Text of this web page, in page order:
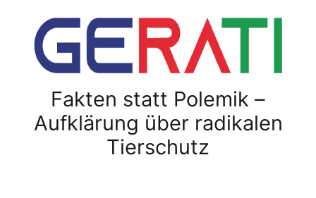
Fakten statt Polemik –
Aufklärung über radikalen
Tierschutz